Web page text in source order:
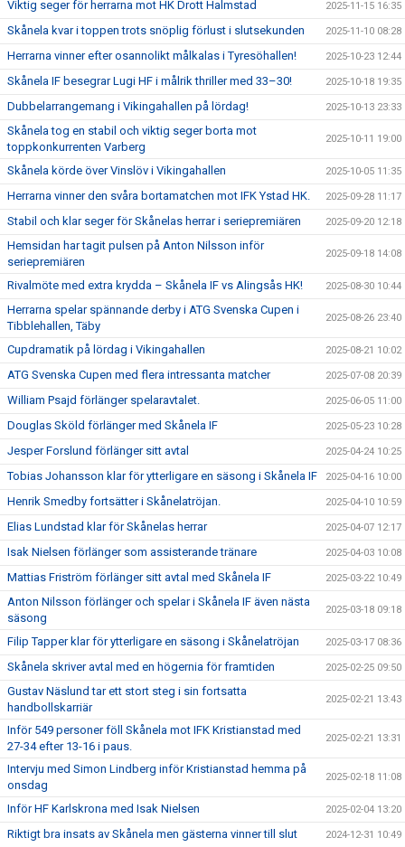
Viktig seger för herrarna mot HK Drott Halmstad 2025-11-15 16:35
Skånela kvar i toppen trots snöplig förlust i slutsekunden 2025-11-10 08:28
Herrarna vinner efter osannolikt målkalas i Tyresöhallen! 2025-10-23 12:44
Skånela IF besegrar Lugi HF i målrik thriller med 33–30! 2025-10-18 19:35
Dubbelarrangemang i Vikingahallen på lördag! 2025-10-13 23:33
Skånela tog en stabil och viktig seger borta mot
toppkonkurrenten Varberg
2025-10-11 19:00
Skånela körde över Vinslöv i Vikingahallen 2025-10-05 11:35
Herrarna vinner den svåra bortamatchen mot IFK Ystad HK. 2025-09-28 11:17
Stabil och klar seger för Skånelas herrar i seriepremiären 2025-09-20 12:18
Hemsidan har tagit pulsen på Anton Nilsson inför
seriepremiären
2025-09-18 14:08
Rivalmöte med extra krydda – Skånela IF vs Alingsås HK! 2025-08-30 10:44
Herrarna spelar spännande derby i ATG Svenska Cupen i
Tibblehallen, Täby
2025-08-26 23:40
Cupdramatik på lördag i Vikingahallen 2025-08-21 10:02
ATG Svenska Cupen med flera intressanta matcher 2025-07-08 20:39
William Psajd förlänger spelaravtalet. 2025-06-05 11:00
Douglas Sköld förlänger med Skånela IF 2025-05-23 10:28
Jesper Forslund förlänger sitt avtal 2025-04-24 10:25
Tobias Johansson klar för ytterligare en säsong i Skånela IF 2025-04-16 10:00
Henrik Smedby fortsätter i Skånelatröjan. 2025-04-10 10:59
Elias Lundstad klar för Skånelas herrar 2025-04-07 12:17
Isak Nielsen förlänger som assisterande tränare 2025-04-03 10:08
Mattias Friström förlänger sitt avtal med Skånela IF 2025-03-22 10:49
Anton Nilsson förlänger och spelar i Skånela IF även nästa
säsong
2025-03-18 09:18
Filip Tapper klar för ytterligare en säsong i Skånelatröjan 2025-03-17 08:36
Skånela skriver avtal med en högernia för framtiden 2025-02-25 09:50
Gustav Näslund tar ett stort steg i sin fortsatta
handbollskarriär
2025-02-21 13:43
Inför 549 personer föll Skånela mot IFK Kristianstad med
27-34 efter 13-16 i paus.
2025-02-21 13:31
Intervju med Simon Lindberg inför Kristianstad hemma på
onsdag
2025-02-18 11:08
Inför HF Karlskrona med Isak Nielsen 2025-02-04 13:20
Riktigt bra insats av Skånela men gästerna vinner till slut 2024-12-31 10:49